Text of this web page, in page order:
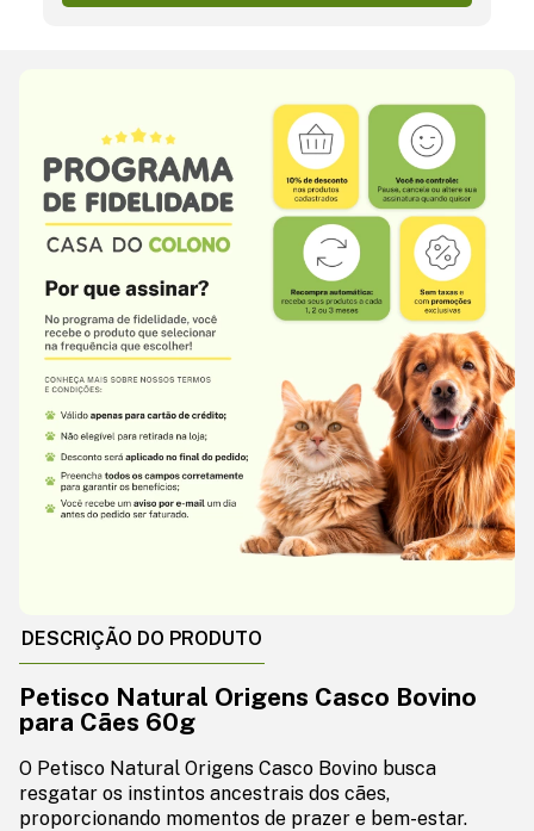
DESCRIÇÃO DO PRODUTO
Petisco Natural Origens Casco Bovino
para Cães 60g
O Petisco Natural Origens Casco Bovino busca
resgatar os instintos ancestrais dos cães,
proporcionando momentos de prazer e bem-estar.